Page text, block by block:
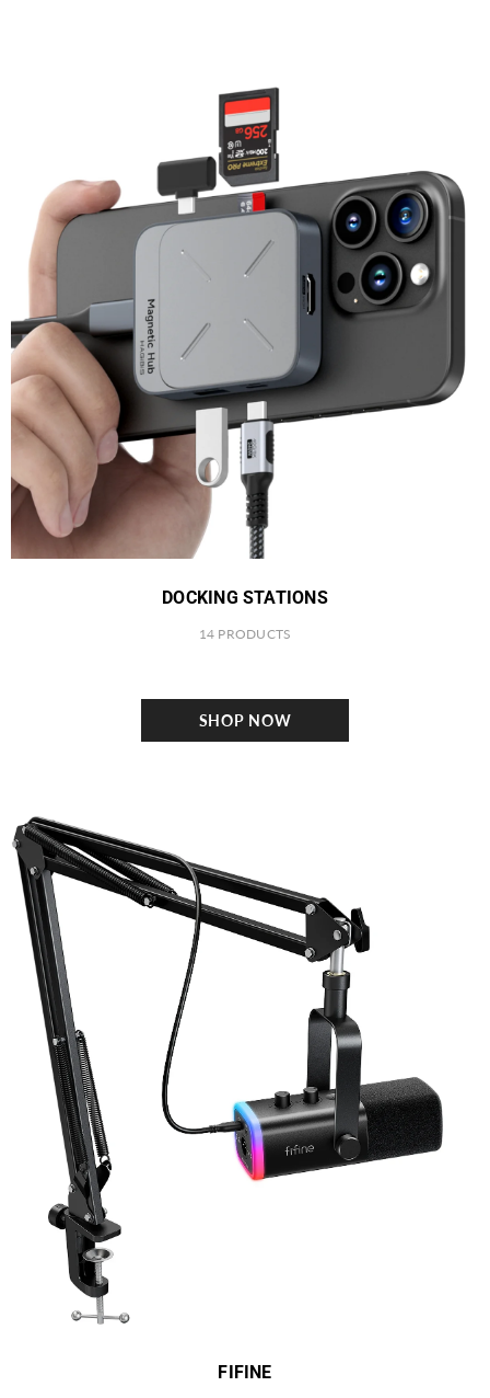
DOCKING STATIONS
14 PRODUCTS
SHOP NOW
FIFINE